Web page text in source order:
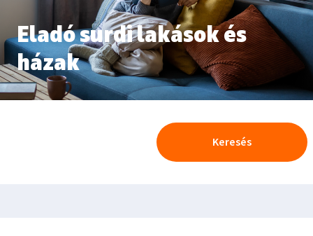
Eladó surdi lakások és
házak
Keresés